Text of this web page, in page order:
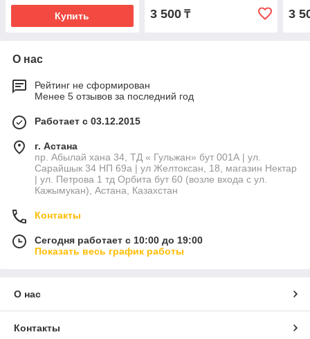
Купить 3 500₸ 3
О нас
Рейтинг не сформирован
Менее 5 отзывов за последний год
Работает с 03.12.2015
г. Астана
пр. Абылай хана 34, ТД « Гульжан» бут 001А | ул.
Сарайшык 34 НП 69а | ул Желтоксан, 18, магазин Нектар
| ул. Петрова 1 тд Орбита бут 60 (возле входа с ул.
Кажымукан), Астана, Казахстан
Контакты
Сегодня работает с 10:00 до 19:00
Показать весь график работы
О нас
Контакты